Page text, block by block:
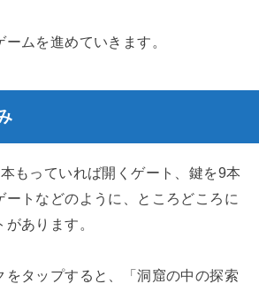
ムを進めていきます。
もっていれば開くゲート、鍵を9本
ートなどのように、ところどころに
あります。
をタップすると、「洞窟の中の探索